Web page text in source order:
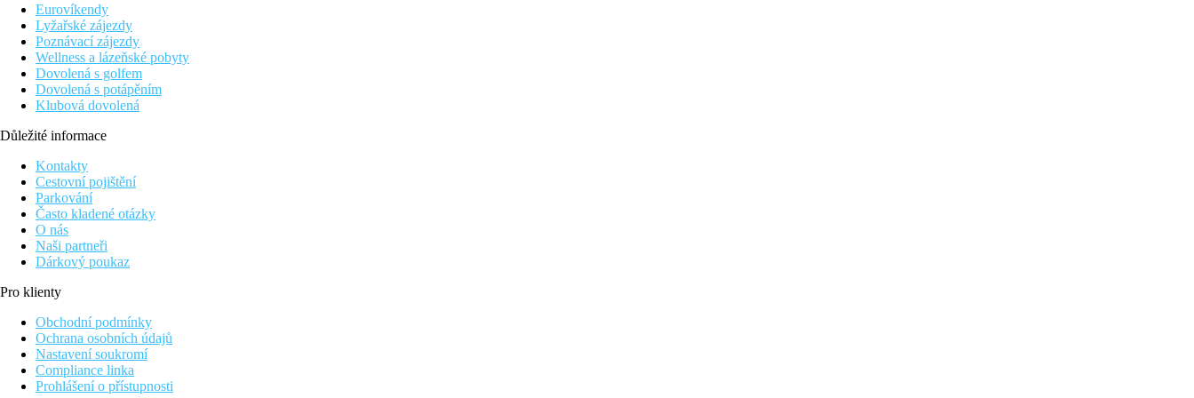
Ostatní typy pokojů
Dvoulůžkový pokoj, Deluxe, Výhled na moře
Dvoulůžkový pokoj, Deluxe, Výhled na moře, Privátní bazén:
Dvoulůžkový pokoj, Deluxe, Výhledem na moře, Privátním bazénem
Junior suita, Deluxe, Výhled zaharada
Rodinná suita, Deluxe, Výhledem na moře
Rodinná Suita, Superior Výhlede na moře:
Bungalov, Prestige, Výhled na moře:
Bungalov, Prestige, Výhled na moře, Privátní bazén:
Junior suita, Bungalov, Prestige, Výhled na moře, Privátní bazén:
Rodinný pokoj, Bungalov, Prestige, Signature, Výhled na moře, Privátní bazén:
Dvoulůžkový pokoj, Platinium, V blízkosti pláže, Výhled na moře:
Rodinná suita, Platinum, V blízkosti pláže, Výhled na moře, Privátní bazén:
pokoj. Celkem cca 92 m2
Pláž
Přímo u krásné písečnooblázkové pláže. Na pláži k dispozici sprchy/WC. Lehátka a slunečníky zdarma včetně osušek.
Stravování
Eurovíkendy
Lyžařské zájezdy
Poznávací zájezdy
Wellness a lázeňské pobyty
Dovolená s golfem
Dovolená s potápěním
Klubová dovolená
Důležité informace
Kontakty
Cestovní pojištění
Parkování
Často kladené otázky
O nás
Naši partneři
Dárkový poukaz
Pro klienty
Obchodní podmínky
Ochrana osobních údajů
Nastavení soukromí
Compliance linka
Prohlášení o přístupnosti